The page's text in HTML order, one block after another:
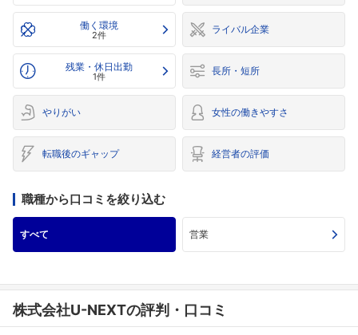
働く環境
2件 ライバル企業
残業・休日出勤
1件 長所・短所
やりがい 女性の働きやすさ
転職後のギャップ 経営者の評価
職種から口コミを絞り込む
すべて 営業
株式会社U-NEXTの評判・口コミ